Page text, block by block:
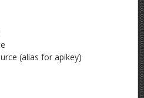
(alias for apikey)